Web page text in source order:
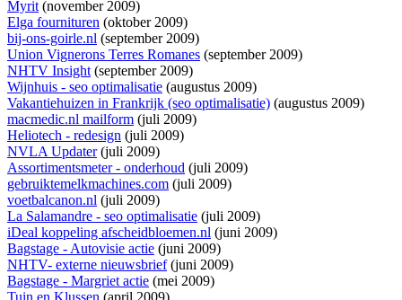
Myrit(november 2009)
Elga fournituren (oktober 2009)
bij-ons-goirle.nl (september 2009)
Union Vignerons Terres Romanes (september 2009)
NHTV Insight(september 2009)
Wijnhuis - seo optimalisatie (augustus 2009)
Vakantiehuizen in Frankrijk (seo optimalisatie) (augustus 2009)
macmedic.nl mailform (juli 2009)
Heliotech - redesign (juli 2009)
NVLA Updater(juli 2009)
Assortimentsmeter - onderhoud (juli 2009)
gebruiktemelkmachines.com (juli 2009)
voetbalcanon.nl (juli 2009)
La Salamandre - seo optimalisatie (juli 2009)
iDeal koppeling afscheidbloemen.nl (juni 2009)
Bagstage - Autovisie actie (juni 2009)
NHTV- externe nieuwsbrief(juni 2009)
Bagstage - Margriet actie (mei 2009)